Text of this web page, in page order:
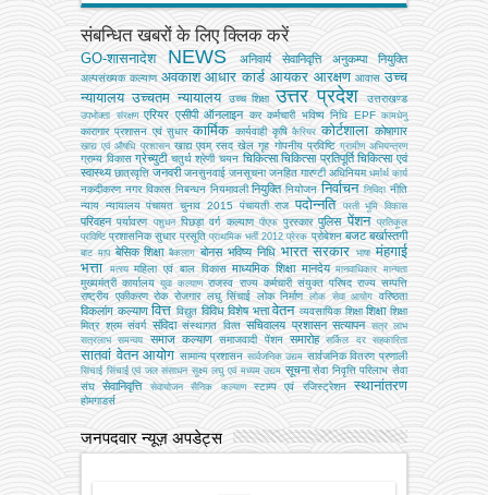
संबन्धित खबरों के लिए क्लिक करें
GO-शासनादेश NEWS अनिवार्य सेवानिवृत्ति अनुकम्पा नियुक्ति
अल्‍पसंख्‍यक कल्‍याण अवकाश आधार कार्ड आयकर आरक्षण आवास उच्च
न्यायालय उच्चतम न्यायालय उच्‍च शिक्षा उत्तर प्रदेश उत्तराखण्ड
उपभोक्‍ता संरक्षण एरियर एसीपी ऑनलाइन कर कर्मचारी भविष्य निधि EPF कामधेनु
कारागार प्रशासन एवं सुधार कार्मिक कार्यवाही कृषि कैरियर कोर्टशाला कोषागार
खाद्य एवं औषधि प्रशासन खाद्य एवम् रसद खेल गृह गोपनीय प्रविष्टि ग्रामीण अभियन्‍त्रण
ग्राम्य विकास ग्रेच्युटी चतुर्थ श्रेणी चयन चिकित्सा चिकित्सा प्रतिपूर्ति चिकित्‍सा एवं
स्वास्थ्य छात्रवृत्ति जनवरी जनसुनवाई जनसूचना जनहित गारण्टी अधिनियम धर्मार्थ कार्य
नकदीकरण नगर विकास निबन्‍धन नियमावली नियुक्ति नियोजन निर्वाचन निविदा नीति
न्याय न्यायालय पंचायत चुनाव 2015 पंचायती राज पदोन्नति परती भूमि विकास
परिवहन पर्यावरण पशुधन पिछड़ा वर्ग कल्‍याण पीएफ पुरस्कार पुलिस पेंशन
प्रतिकूल
प्रविष्टि प्रशासनिक सुधार प्रसूति प्राथमिक भर्ती 2012 प्रेरक प्रोबेशन बजट बर्खास्तगी
बाट माप बेसिक शिक्षा बैकलाग बोनस भविष्य निधि भारत सरकार भाषा मंहगाई
भत्ता
मत्‍स्‍य महिला एवं बाल विकास माध्यमिक शिक्षा मानदेय मानवाधिकार मान्यता
मुख्‍यमंत्री कार्यालय युवा कल्याण राजस्व राज्य कर्मचारी संयुक्त परिषद राज्य सम्पत्ति
राष्ट्रीय एकीकरण रोक रोजगार लघु सिंचाई लोक निर्माण लोक सेवा आयोग वरिष्ठता
विकलांग कल्याण वित्त विद्युत विविध विशेष भत्ता वेतन व्‍यवसायिक शिक्षा शिक्षा शिक्षा
मित्र श्रम संवर्ग संविदा संस्‍थागत वित्‍त सचिवालय प्रशासन सत्यापन सत्र लाभ
सत्रलाभ
समन्वय समाज कल्याण समाजवादी पेंशन समारोह सर्किल दर सहकारिता
सातवां वेतन आयोग सामान्य प्रशासन सार्वजनिक उद्यम सार्वजनिक वितरण प्रणाली
सिंचाई सिंचाई एवं जल संसाधन सूक्ष्म लघु एवं मध्यम उद्यम सूचना सेवा निवृत्ति परिलाभ सेवा
संघ
सेवानिवृत्ति सेवायोजन सैनिक कल्‍याण स्टाम्प एवं रजिस्ट्रेशन स्थानांतरण
होमगाडर्स
जनपदवार न्यूज़ अपडेट्स